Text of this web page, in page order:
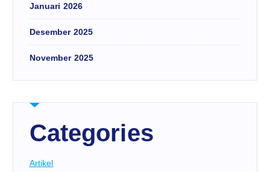
Januari 2026
Desember 2025
November 2025
Categories
Artikel